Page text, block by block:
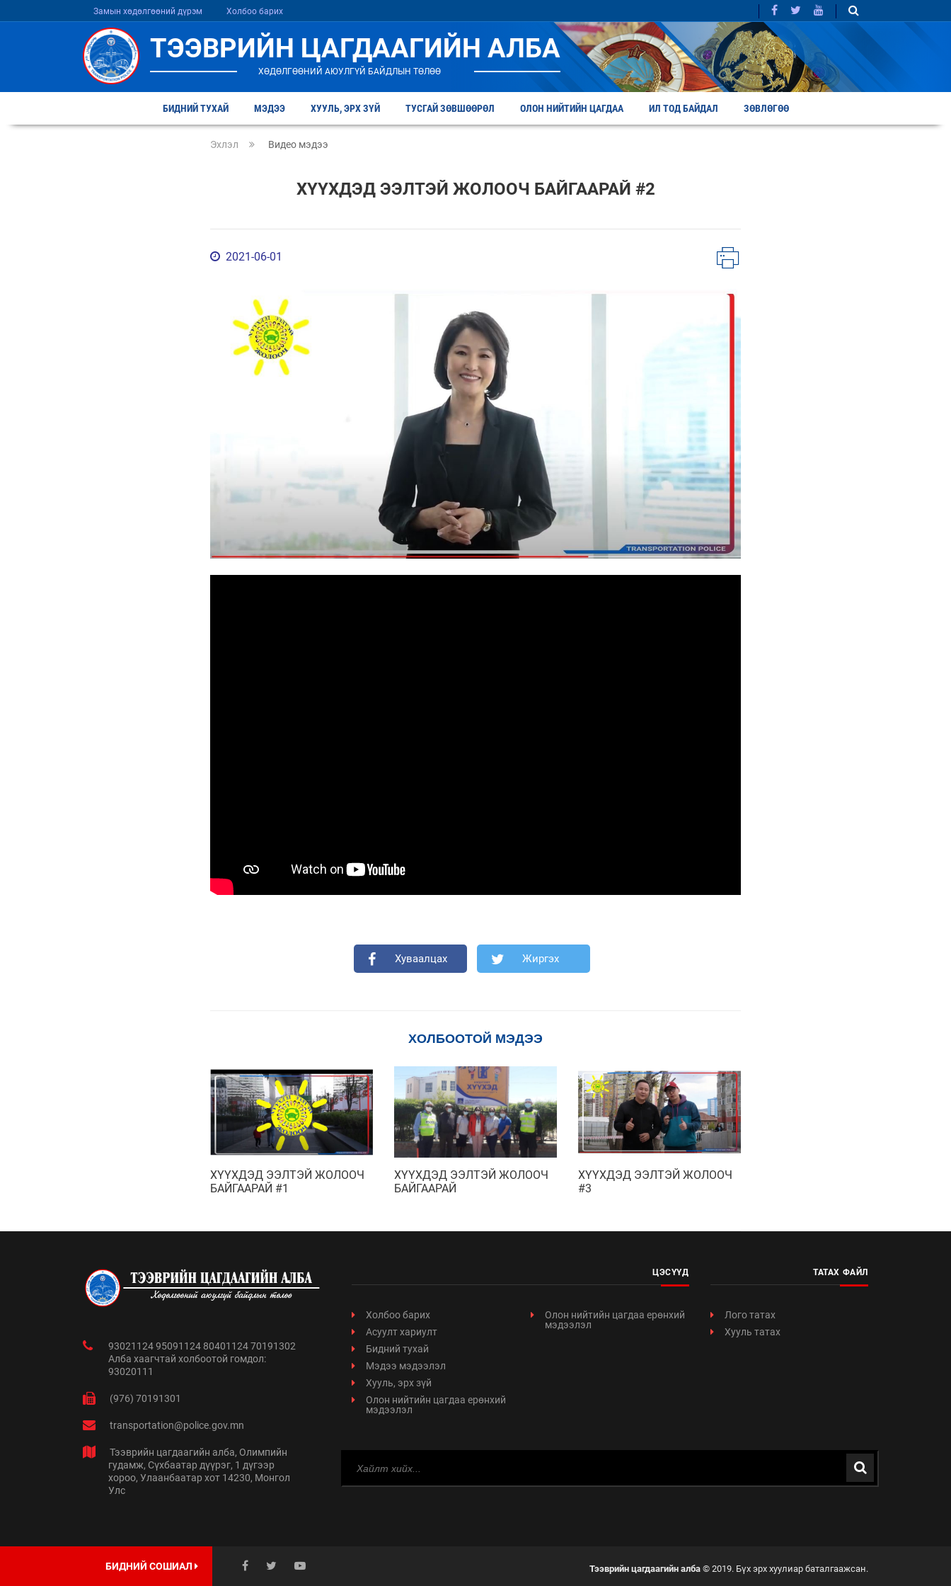
Замын хөдөлгөөний дүрэм Холбоо барих
ТЭЭВРИЙН ЦАГДААГИЙН АЛБА
ХӨДӨЛГӨӨНИЙ АЮУЛГҮЙ БАЙДЛЫН ТӨЛӨӨ
БИДНИЙ ТУХАЙ МЭДЭЭ ХУУЛЬ, ЭРХ ЗҮЙ ТУСГАЙ ЗӨВШӨӨРӨЛ ОЛОН НИЙТИЙН ЦАГДАА ИЛ ТОД БАЙДАЛ ЗӨВЛӨГӨӨ
Эхлэл Видео мэдээ
ХҮҮХДЭД ЭЭЛТЭЙ ЖОЛООЧ БАЙГААРАЙ #2
2021-06-01
Хуваалцах Жиргэх
ХОЛБООТОЙ МЭДЭЭ
ХҮҮХДЭД ЭЭЛТЭЙ ЖОЛООЧ
БАЙГААРАЙ #1
ХҮҮХДЭД ЭЭЛТЭЙ ЖОЛООЧ
БАЙГААРАЙ
ХҮҮХДЭД ЭЭЛТЭЙ ЖОЛООЧ
#3
93021124 95091124 80401124 70191302
Алба хаагчтай холбоотой гомдол:
93020111
(976) 70191301
transportation@police.gov.mn
Тээврийн цагдаагийн алба, Олимпийн
гудамж, Сүхбаатар дүүрэг, 1 дүгээр
хороо, Улаанбаатар хот 14230, Монгол
Улс
ЦЭСҮҮД
Холбоо барих
Асуулт хариулт
Бидний тухай
Мэдээ мэдээлэл
Хууль, эрх зүй
Олон нийтийн цагдаа ерөнхий
мэдээлэл
Олон нийтийн цагдаа ерөнхий
мэдээлэл
ТАТАХ ФАЙЛ
Лого татах
Хууль татах
БИДНИЙ СОШИАЛ Тээврийн цагдаагийн алба © 2019. Бүх эрх хуулиар баталгаажсан.